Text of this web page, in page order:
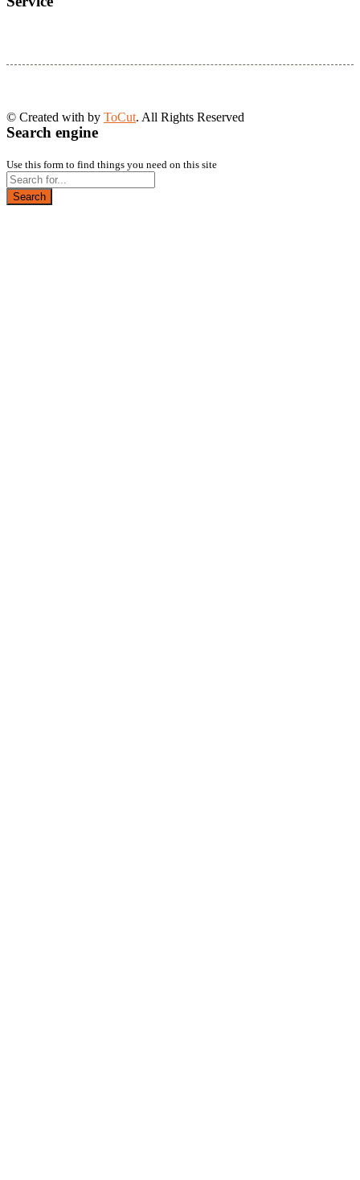
© Created with by ToCut. All Rights Reserved
Search engine
Use this form to find things you need on this site
Search